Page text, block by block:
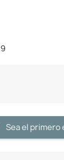
Sea el primero